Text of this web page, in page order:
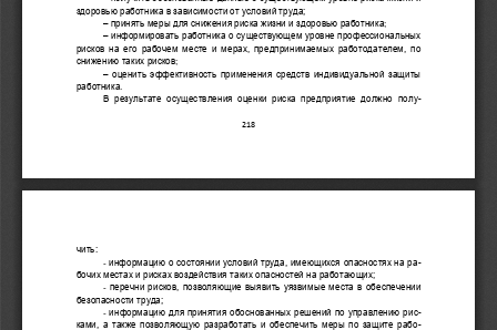
218
здоровью работника в зависимости от условий труда;
‒ принять меры для снижения риска жизни и здоровью работника;
‒ информировать работника о существующем уровне профессиональных
рисков на его рабочем месте и мерах, предпринимаемых работодателем, по
снижению таких рисков;
‒ оценить эффективность применения средств индивидуальной защиты
работника
В результате осуществления оценки риска предприятие должно полу-
чить:
информацию о состоянии условий труда, имеющихся опасностях на ра-
бочих местах и рисках воздействия таких опасностей на работающих;
перечни рисков, позволяющие выявить уязвимые места в обеспечении
безопасности труда;
информацию для принятия обоснованных решений по управлению рис-
ками, а также позволяющую разработать и обеспечить меры по защите рабо-